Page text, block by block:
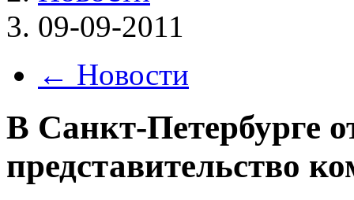
09-09-2011
← Новости
В Санкт-Петербурге
представительство